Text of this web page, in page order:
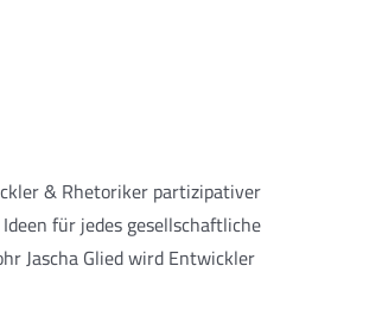
& Rhetoriker partizipativer
für jedes gesellschaftliche
Jascha Glied wird Entwickler